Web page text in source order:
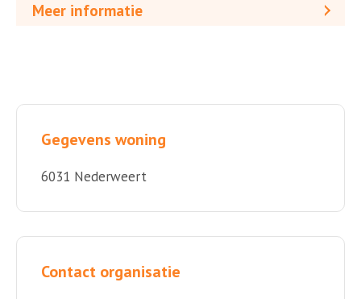
Meer informatie
Gegevens woning
6031 Nederweert
Contact organisatie